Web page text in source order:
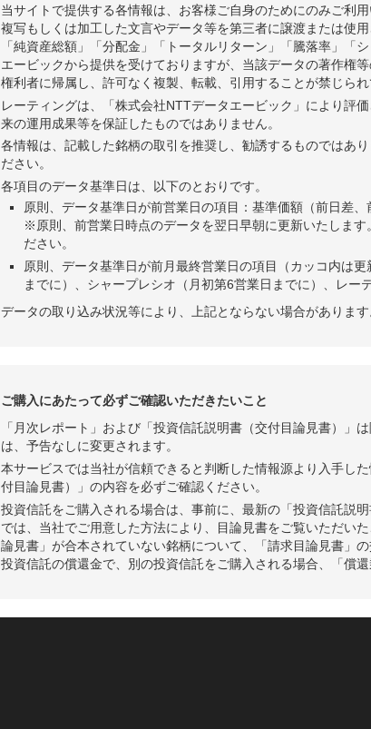
2026年05月20日 90,974 -683 -0.75%
2026年05月19日 91,657 -717 -0.78%
2026年05月18日 92,374 -1,382 -1.47%
2026年05月15日 93,756 +997
2026年05月14日
2026年05月13日 91,444 -423
2026年05月12日 91,867 +337 +0.37%
2026年05月11日 91,530 +2,316 +2.60%
2026年05月08日 89,214 +91 +0.10%
当サイトで提供する各情報は、お客様ご自身のためにのみご利
複写もしくは加工した文言やデータ等を第三者に譲渡または使
「純資産総額」「分配金」「トータルリターン」「騰落率」「
エービックから提供を受けておりますが、当該データの著作権
権利者に帰属し、許可なく複製、転載、引用することが禁じられ
レーティングは、「株式会社NTTデータエービック」により評
来の運用成果等を保証したものではありません。
各情報は、記載した銘柄の取引を推奨し、勧誘するものではあ
ださい。
各項目のデータ基準日は、以下のとおりです。
原則、データ基準日が前営業日の項目：基準価額（前日差
※原則、前営業日時点のデータを翌日早朝に更新いたしま
ださい。
原則、データ基準日が前月最終営業日の項目（カッコ内は
までに）、シャープレシオ（月初第6営業日までに）、レー
データの取り込み状況等により、上記とならない場合がありま
ご購入にあたって必ずご確認いただきたいこと
「月次レポート」および「投資信託説明書（交付目論見書）」
は、予告なしに変更されます。
本サービスでは当社が信頼できると判断した情報源より入手し
付目論見書）」の内容を必ずご確認ください。
投資信託をご購入される場合は、事前に、最新の「投資信託説
では、当社でご用意した方法により、目論見書をご覧いただい
論見書」が合本されていない銘柄について、「請求目論見書」
投資信託の償還金で、別の投資信託をご購入される場合、「償